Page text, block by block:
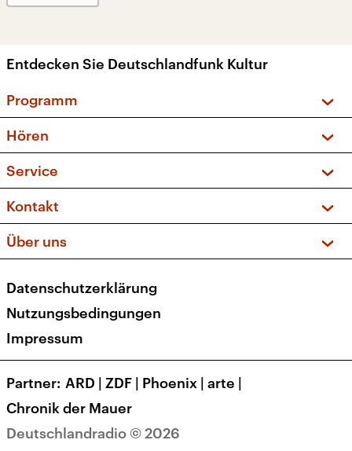
Entdecken Sie Deutschlandfunk Kultur
Programm
Sendungen und Podcasts
Musikliste
Kakadu – Das Kinderprogramm
Hören
Frequenzen (UKW + DAB+)
Service
FAQ
Apps
Newsletter
Veranstaltungen
Kontakt
Social Media
Über uns
Presse
Karriere
Transparenz
Deutschlandradio © 2026
Datenschutzerklärung
Nutzungsbedingungen
Impressum
Partner ARD | ZDF | Phoenix | arte |
Chronik der Mauer